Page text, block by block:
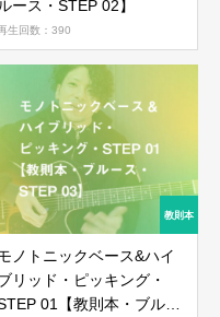
ルース・STEP 02】
生回数：390
ノトニックベース&ハイ
リッド・ピッキング・
01【教則本・ブルー
録